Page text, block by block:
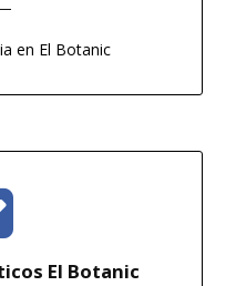
en El Botanic
El Botanic